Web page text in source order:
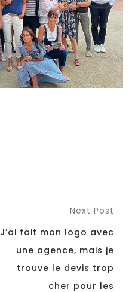
Next Post
J’ai fait mon logo avec
une agence, mais je
trouve le devis trop
cher pour les